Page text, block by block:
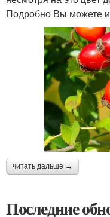
Подробно Вы можете
читать дальше →
Последние